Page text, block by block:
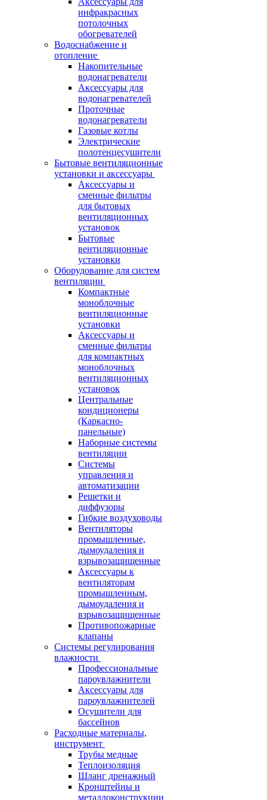
инфракрасных
потолочных
обогревателей
Водоснабжение и
отопление
Накопительные
водонагреватели
Аксессуары для
водонагревателей
Проточные
водонагреватели
Газовые котлы
Электрические
полотенцесушители
Бытовые вентиляционные
установки и аксессуары
Аксессуары и
сменные фильтры
для бытовых
вентиляционных
установок
Бытовые
вентиляционные
установки
Оборудование для систем
вентиляции
Компактные
моноблочные
вентиляционные
установки
Аксессуары и
сменные фильтры
для компактных
моноблочных
вентиляционных
установок
Центральные
кондиционеры
(Каркасно-
панельные)
Наборные системы
вентиляции
Системы
управления и
автоматизации
Решетки и
диффузоры
Гибкие воздуховоды
Вентиляторы
промышленные,
дымоудаления и
взрывозащищенные
Аксессуары к
вентиляторам
промышленным,
дымоудаления и
взрывозащищенные
Противопожарные
клапаны
Системы регулирования
влажности
Профессиональные
пароувлажнители
Аксессуары для
пароувлажнителей
Осушители для
бассейнов
Расходные материалы,
инструмент
Трубы медные
Теплоизоляция
Шланг дренажный
Кронштейны и
металлоконструкции